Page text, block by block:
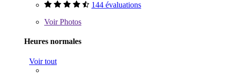
144 évaluations
VoirPhotos
Heures normales
Voir tout